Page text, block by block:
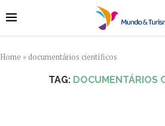
Home » documentários científicos
TAG: DOCUMENTÁRIOS